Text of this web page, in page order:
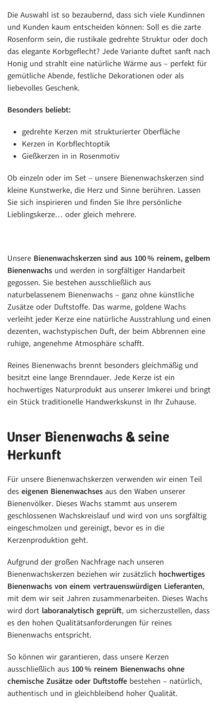
Die Auswahl ist so bezaubernd, dass sich viele Kundinnen
und Kunden kaum entscheiden können: Soll es die zarte
Rosenform sein, die rustikale gedrehte Struktur oder doch
das elegante Korbgeflecht? Jede Variante duftet sanft nach
Honig und strahlt eine natürliche Wärme aus – perfekt für
gemütliche Abende, festliche Dekorationen oder als
liebevolles Geschenk.
Besonders beliebt:
gedrehte Kerzen mit strukturierter Oberfläche
Kerzen in Korbflechtoptik
Gießkerzen in in Rosenmotiv
Ob einzeln oder im Set – unsere Bienenwachskerzen sind
kleine Kunstwerke, die Herz und Sinne berühren. Lassen
Sie sich inspirieren und finden Sie Ihre persönliche
Lieblingskerze… oder gleich mehrere.
Unsere Bienenwachskerzen sind aus 100 % reinem, gelbem
Bienenwachs und werden in sorgfältiger Handarbeit
gegossen. Sie bestehen ausschließlich aus
naturbelassenem Bienenwachs – ganz ohne künstliche
Zusätze oder Duftstoffe. Das warme, goldene Wachs
verleiht jeder Kerze eine natürliche Ausstrahlung und einen
dezenten, wachs­typischen Duft, der beim Abbrennen eine
ruhige, angenehme Atmosphäre schafft.
Reines Bienenwachs brennt besonders gleichmäßig und
besitzt eine lange Brenndauer. Jede Kerze ist ein
hochwertiges Naturprodukt aus unserer Imkerei und bringt
ein Stück traditionelle Handwerkskunst in Ihr Zuhause.
Unser Bienenwachs & seine
Herkunft
Für unsere Bienenwachskerzen verwenden wir einen Teil
des eigenen Bienenwachses aus den Waben unserer
Bienenvölker. Dieses Wachs stammt aus unserem
geschlossenen Wachskreislauf und wird von uns sorgfältig
eingeschmolzen und gereinigt, bevor es in die
Kerzenproduktion geht.
Aufgrund der großen Nachfrage nach unseren
Bienenwachskerzen beziehen wir zusätzlich hochwertiges
Bienenwachs von einem vertrauenswürdigen Lieferanten,
mit dem wir seit Jahren zusammenarbeiten. Dieses Wachs
wird dort laboranalytisch geprüft, um sicherzustellen, dass
es den hohen Qualitätsanforderungen für reines
Bienenwachs entspricht.
So können wir garantieren, dass unsere Kerzen
ausschließlich aus 100 % reinem Bienenwachs ohne
chemische Zusätze oder Duftstoffe bestehen – natürlich,
authentisch und in gleichbleibend hoher Qualität.